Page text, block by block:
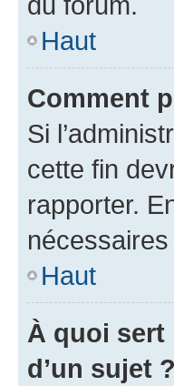
Haut
Comment
Si
cette fin
rapporter.
Haut
À quoi sert
d’un sujet ?